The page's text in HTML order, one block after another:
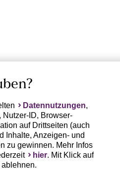
Datennutzungen,
Nutzer-ID, Browser-
auf Drittseiten (auch
Inhalte, Anzeigen- und
zu gewinnen. Mehr Infos
hier. Mit Klick auf